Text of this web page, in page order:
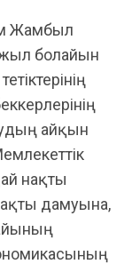
Жамбыл
болайын
айқын
нақты
дамуына,